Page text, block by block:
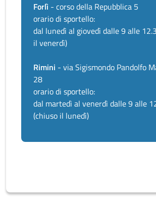
Forlì - corso della Repubblica 5
orario di sportello:
dal lunedì al giovedì dalle 9 alle
il venerdì)
Rimini - via Sigismondo Pandolfo
28
orario di sportello:
dal martedì al venerdì dalle 9 alle
(chiuso il lunedì)